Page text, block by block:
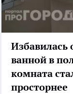
Избавилась
ванной в
комната
просторнее